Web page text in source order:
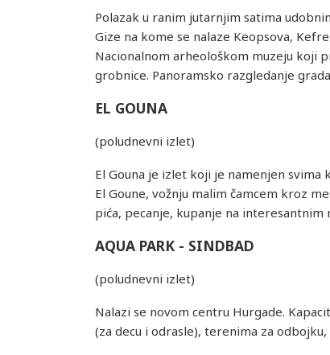
Polazak u ranim jutarnjim satima
Gize na kome se nalaze Keopsova,
Nacionalnom arheološkom muzeju koji
grobnice. Panoramsko razgledanje
EL GOUNA
(poludnevni izlet)
El Gouna je izlet koji je namenjen
El Goune, vožnju malim čamcem kroz
pića, pecanje, kupanje na interesantnim
AQUA PARK - SINDBAD
(poludnevni izlet)
Nalazi se novom centru Hurgade.
(za decu i odrasle), terenima za